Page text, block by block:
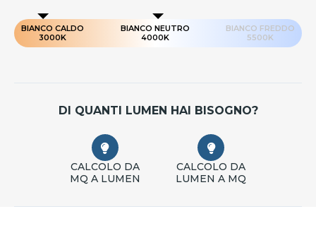
BIANCO CALDO
3000K
BIANCO NEUTRO
4000K
BIANCO FREDDO
5500K
DI QUANTI LUMEN HAI BISOGNO?
CALCOLO DA
MQ A LUMEN
CALCOLO DA
LUMEN A MQ